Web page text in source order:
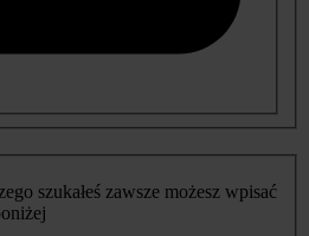
szukałeś zawsze możesz wpisać